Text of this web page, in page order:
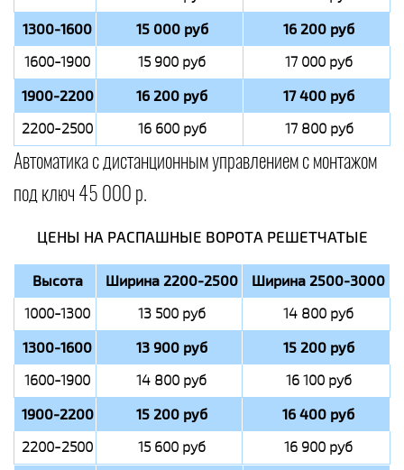
1300-1600 15 000 руб 16 200 руб
1600-1900 15 900 руб 17 000 руб
1900-2200 16 200 руб 17 400 руб
2200-2500 16 600 руб 17 800 руб
Автоматика с дистанционным управлением с монтажом
под ключ 45 000 р.
ЦЕНЫ НА РАСПАШНЫЕ ВОРОТА РЕШЕТЧАТЫЕ
Высота Ширина 2200-2500 Ширина 2500-3000
1000-1300 13 500 руб 14 800 руб
1300-1600 13 900 руб 15 200 руб
1600-1900 14 800 руб 16 100 руб
1900-2200 15 200 руб 16 400 руб
2200-2500 15 600 руб 16 900 руб